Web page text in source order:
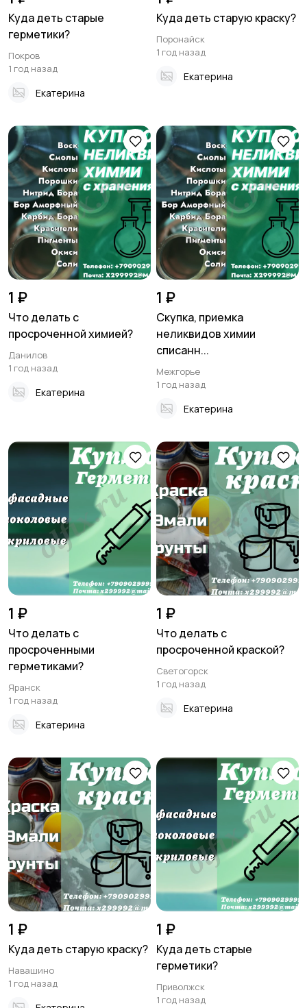
Куда деть старые
герметики?
Покров
1 год назад
Екатерина
Куда деть старую краску?
Поронайск
1 год назад
Екатерина
1 ₽
Что делать с
просроченной химией?
Данилов
1 год назад
Екатерина
1 ₽
Скупка, приемка
неликвидов химии
списанн...
Межгорье
1 год назад
Екатерина
1 ₽
Что делать с
просроченными
герметиками?
Яранск
1 год назад
Екатерина
1 ₽
Что делать с
просроченной краской?
Светогорск
1 год назад
Екатерина
1 ₽
Куда деть старую краску?
Навашино
1 год назад
1 ₽
Куда деть старые
герметики?
Приволжск
1 год назад